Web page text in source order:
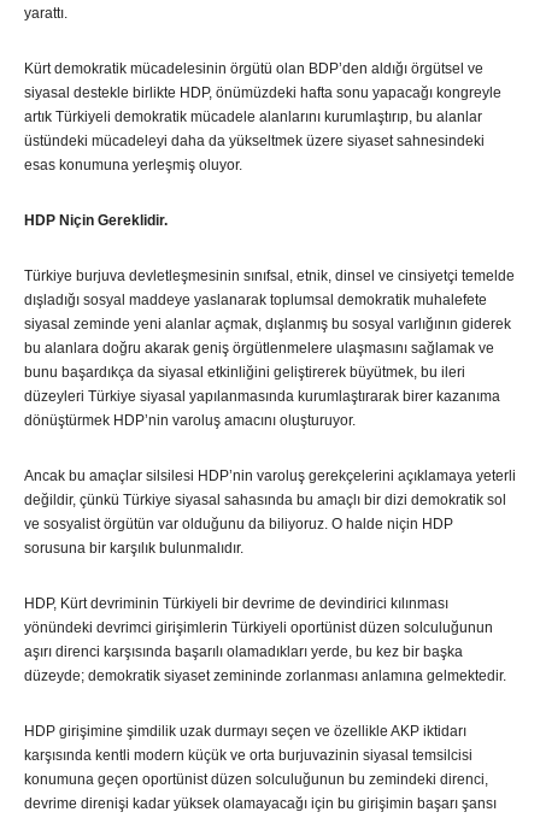
yarattı.
Kürt demokratik mücadelesinin örgütü olan BDP’den aldığı örgütsel ve
siyasal destekle birlikte HDP, önümüzdeki hafta sonu yapacağı kongreyle
artık Türkiyeli demokratik mücadele alanlarını kurumlaştırıp, bu alanlar
üstündeki mücadeleyi daha da yükseltmek üzere siyaset sahnesindeki
esas konumuna yerleşmiş oluyor.
HDP Niçin Gereklidir.
Türkiye burjuva devletleşmesinin sınıfsal, etnik, dinsel ve cinsiyetçi temelde
dışladığı sosyal maddeye yaslanarak toplumsal demokratik muhalefete
siyasal zeminde yeni alanlar açmak, dışlanmış bu sosyal varlığının giderek
bu alanlara doğru akarak geniş örgütlenmelere ulaşmasını sağlamak ve
bunu başardıkça da siyasal etkinliğini geliştirerek büyütmek, bu ileri
düzeyleri Türkiye siyasal yapılanmasında kurumlaştırarak birer kazanıma
dönüştürmek HDP’nin varoluş amacını oluşturuyor.
Ancak bu amaçlar silsilesi HDP’nin varoluş gerekçelerini açıklamaya yeterli
değildir, çünkü Türkiye siyasal sahasında bu amaçlı bir dizi demokratik sol
ve sosyalist örgütün var olduğunu da biliyoruz. O halde niçin HDP
sorusuna bir karşılık bulunmalıdır.
HDP, Kürt devriminin Türkiyeli bir devrime de devindirici kılınması
yönündeki devrimci girişimlerin Türkiyeli oportünist düzen solculuğunun
aşırı direnci karşısında başarılı olamadıkları yerde, bu kez bir başka
düzeyde; demokratik siyaset zemininde zorlanması anlamına gelmektedir.
HDP girişimine şimdilik uzak durmayı seçen ve özellikle AKP iktidarı
karşısında kentli modern küçük ve orta burjuvazinin siyasal temsilcisi
konumuna geçen oportünist düzen solculuğunun bu zemindeki direnci,
devrime direnişi kadar yüksek olamayacağı için bu girişimin başarı şansı